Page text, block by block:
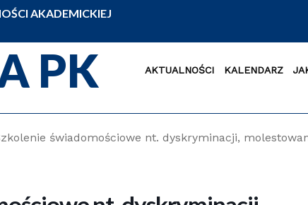
AKADEMICKIEJ
PK AKTUALNOŚCI KALENDARZ
świadomościowe nt. dyskryminacji,